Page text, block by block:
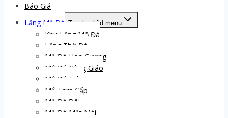
Báo Giá
Lăng Mộ Đá Toggle child menu
Khu Lăng Mộ Đá
Lăng Thờ Đá
Mộ Đá Hoa Cương
Mộ Đá Công Giáo
Mộ Đá Tròn
Mộ Tam Cấp
Mộ Đá Đôi
Mộ Đá Một Mái